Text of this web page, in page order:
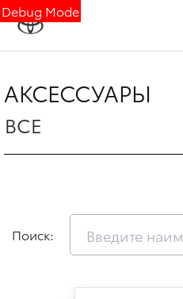
Debug Mode
АКСЕССУАРЫ
ВСЕ
Поиск: